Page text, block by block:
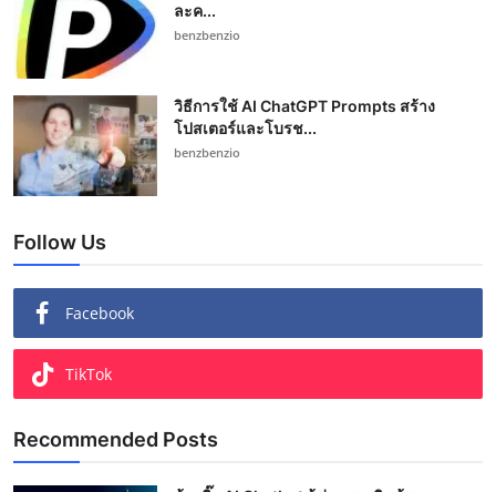
ละค...
benzbenzio
วิธีการใช้ AI ChatGPT Prompts สร้าง
โปสเตอร์และโบรช...
benzbenzio
Follow Us
Facebook
TikTok
Recommended Posts